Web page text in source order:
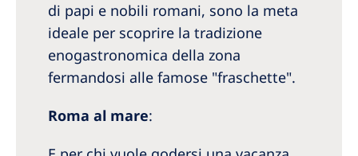
di papi e nobili romani, sono la meta
ideale per scoprire la tradizione
enogastronomica della zona
fermandosi alle famose "fraschette".
Roma al mare: